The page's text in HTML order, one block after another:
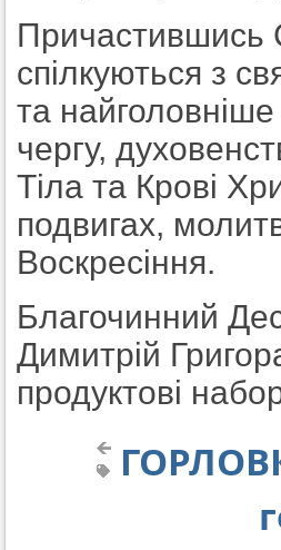
Причастившись
спілкуються з
та
чергу,
Тіла та Крові
подвигах,
Воскресіння.
Благочинний
Димитрій
продуктові